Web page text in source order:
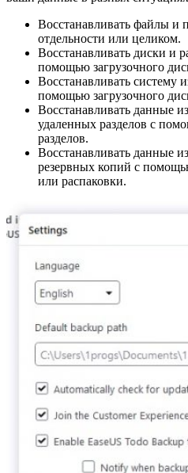
Восстанавливать файлы и
отдельности или целиком.
Восстанавливать диски и
помощью загрузочного
Восстанавливать систему
помощью загрузочного
Восстанавливать данные
удаленных разделов с
разделов.
Восстанавливать данные
резервных копий с
или распаковки.